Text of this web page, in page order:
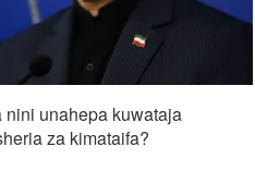
nini unahepa kuwataja
za kimataifa?